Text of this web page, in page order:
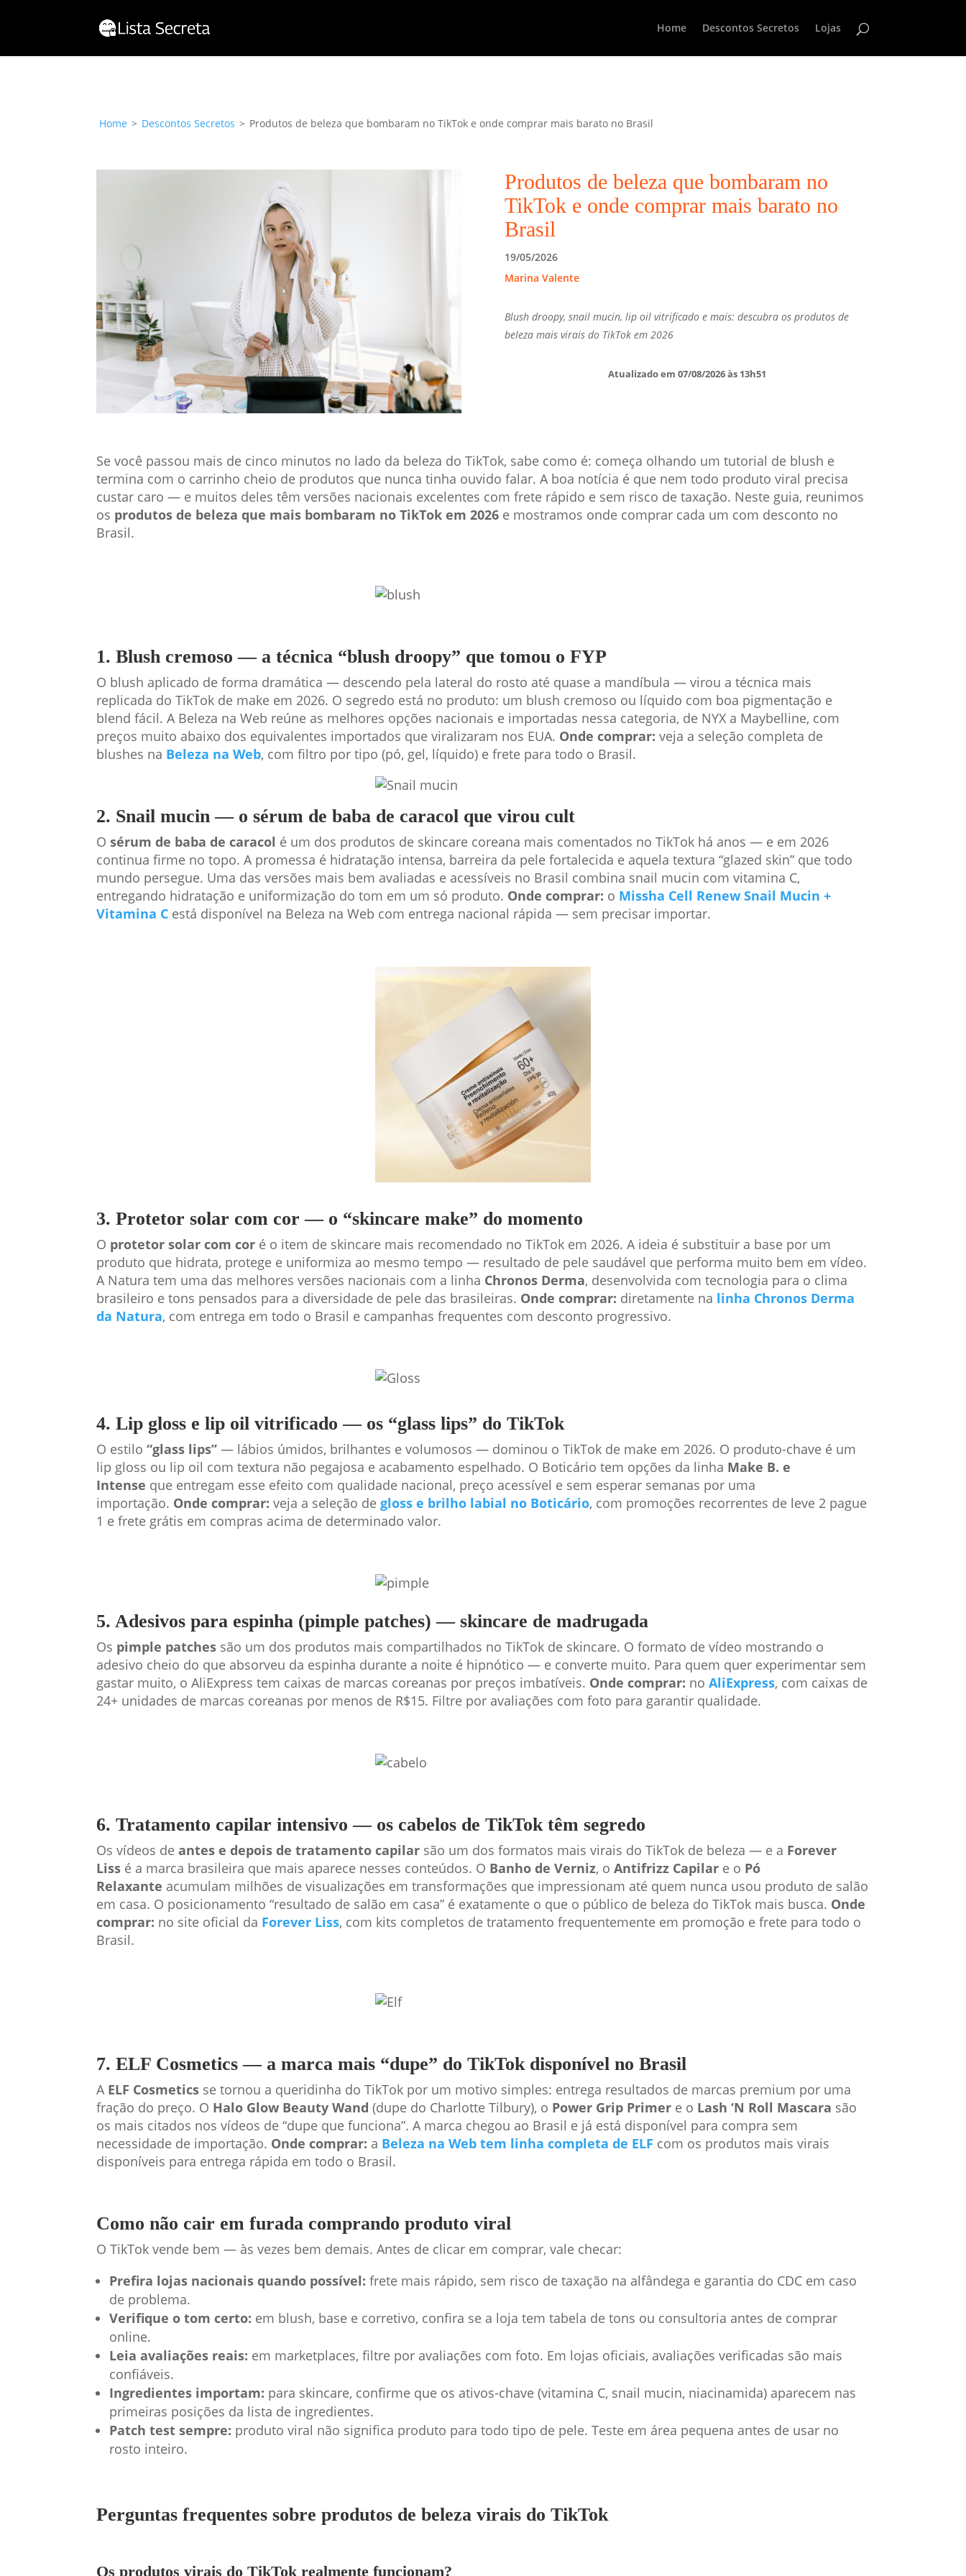
Home Descontos Secretos Lojas
Home > Descontos Secretos > Produtos de beleza que bombaram no TikTok e onde comprar mais barato no Brasil
Produtos de beleza que bombaram no
TikTok e onde comprar mais barato no
Brasil
19/05/2026
Marina Valente
Blush droopy, snail mucin, lip oil vitrificado e mais: descubra os produtos de
beleza mais virais do TikTok em 2026
Atualizado em 07/08/2026 às 13h51
Se você passou mais de cinco minutos no lado da beleza do TikTok, sabe como é: começa olhando um tutorial de blush e
termina com o carrinho cheio de produtos que nunca tinha ouvido falar. A boa notícia é que nem todo produto viral precisa
custar caro — e muitos deles têm versões nacionais excelentes com frete rápido e sem risco de taxação. Neste guia, reunimos
os produtos de beleza que mais bombaram no TikTok em 2026 e mostramos onde comprar cada um com desconto no
Brasil.
1. Blush cremoso — a técnica “blush droopy” que tomou o FYP
O blush aplicado de forma dramática — descendo pela lateral do rosto até quase a mandíbula — virou a técnica mais
replicada do TikTok de make em 2026. O segredo está no produto: um blush cremoso ou líquido com boa pigmentação e
blend fácil. A Beleza na Web reúne as melhores opções nacionais e importadas nessa categoria, de NYX a Maybelline, com
preços muito abaixo dos equivalentes importados que viralizaram nos EUA. Onde comprar: veja a seleção completa de
blushes na Beleza na Web, com filtro por tipo (pó, gel, líquido) e frete para todo o Brasil.
2. Snail mucin — o sérum de baba de caracol que virou cult
Osérum de baba de caracol é um dos produtos de skincare coreana mais comentados no TikTok há anos — e em 2026
continua firme no topo. A promessa é hidratação intensa, barreira da pele fortalecida e aquela textura “glazed skin” que todo
mundo persegue. Uma das versões mais bem avaliadas e acessíveis no Brasil combina snail mucin com vitamina C,
entregando hidratação e uniformização do tom em um só produto. Onde comprar: o Missha Cell Renew Snail Mucin +
Vitamina C está disponível na Beleza na Web com entrega nacional rápida — sem precisar importar.
3. Protetor solar com cor — o “skincare make” do momento
O protetor solar com cor é o item de skincare mais recomendado no TikTok em 2026. A ideia é substituir a base por um
produto que hidrata, protege e uniformiza ao mesmo tempo — resultado de pele saudável que performa muito bem em vídeo.
A Natura tem uma das melhores versões nacionais com a linha Chronos Derma, desenvolvida com tecnologia para o clima
brasileiro e tons pensados para a diversidade de pele das brasileiras. Onde comprar: diretamente na linha Chronos Derma
da Natura, com entrega em todo o Brasil e campanhas frequentes com desconto progressivo.
4. Lip gloss e lip oil vitrificado — os “glass lips” do TikTok
O estilo“glass lips” — lábios úmidos, brilhantes e volumosos — dominou o TikTok de make em 2026. O produto-chave é um
lip gloss ou lip oil com textura não pegajosa e acabamento espelhado. O Boticário tem opções da linha Make B. e
Intense que entregam esse efeito com qualidade nacional, preço acessível e sem esperar semanas por uma
importação. Onde comprar: veja a seleção degloss e brilho labial no Boticário, com promoções recorrentes de leve 2 pague
1 e frete grátis em compras acima de determinado valor.
5. Adesivos para espinha (pimple patches) — skincare de madrugada
Os pimple patches são um dos produtos mais compartilhados no TikTok de skincare. O formato de vídeo mostrando o
adesivo cheio do que absorveu da espinha durante a noite é hipnótico — e converte muito. Para quem quer experimentar sem
gastar muito, o AliExpress tem caixas de marcas coreanas por preços imbatíveis. Onde comprar: noAliExpress, com caixas de
24+ unidades de marcas coreanas por menos de R$15. Filtre por avaliações com foto para garantir qualidade.
6. Tratamento capilar intensivo — os cabelos de TikTok têm segredo
Os vídeos deantes e depois de tratamento capilar são um dos formatos mais virais do TikTok de beleza — e a Forever
Liss é a marca brasileira que mais aparece nesses conteúdos. O Banho de Verniz, oAntifrizz Capilar e o Pó
Relaxante acumulam milhões de visualizações em transformações que impressionam até quem nunca usou produto de salão
em casa. O posicionamento “resultado de salão em casa” é exatamente o que o público de beleza do TikTok mais busca. Onde
comprar: no site oficial da Forever Liss, com kits completos de tratamento frequentemente em promoção e frete para todo o
Brasil.
7. ELF Cosmetics — a marca mais “dupe” do TikTok disponível no Brasil
A ELF Cosmetics se tornou a queridinha do TikTok por um motivo simples: entrega resultados de marcas premium por uma
fração do preço. O Halo Glow Beauty Wand (dupe do Charlotte Tilbury), o Power Grip Primer e o Lash ‘N Roll Mascara são
os mais citados nos vídeos de “dupe que funciona”. A marca chegou ao Brasil e já está disponível para compra sem
necessidade de importação. Onde comprar: a Beleza na Web tem linha completa de ELF com os produtos mais virais
disponíveis para entrega rápida em todo o Brasil.
Como não cair em furada comprando produto viral
O TikTok vende bem — às vezes bem demais. Antes de clicar em comprar, vale checar:
Prefira lojas nacionais quando possível: frete mais rápido, sem risco de taxação na alfândega e garantia do CDC em caso
de problema.
Verifique o tom certo: em blush, base e corretivo, confira se a loja tem tabela de tons ou consultoria antes de comprar
online.
Leia avaliações reais: em marketplaces, filtre por avaliações com foto. Em lojas oficiais, avaliações verificadas são mais
confiáveis.
Ingredientes importam: para skincare, confirme que os ativos-chave (vitamina C, snail mucin, niacinamida) aparecem nas
primeiras posições da lista de ingredientes.
Patch test sempre: produto viral não significa produto para todo tipo de pele. Teste em área pequena antes de usar no
rosto inteiro.
Perguntas frequentes sobre produtos de beleza virais do TikTok
Os produtos virais do TikTok realmente funcionam?